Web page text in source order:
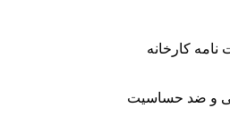
نامه کارخانه
و ضد حساسیت